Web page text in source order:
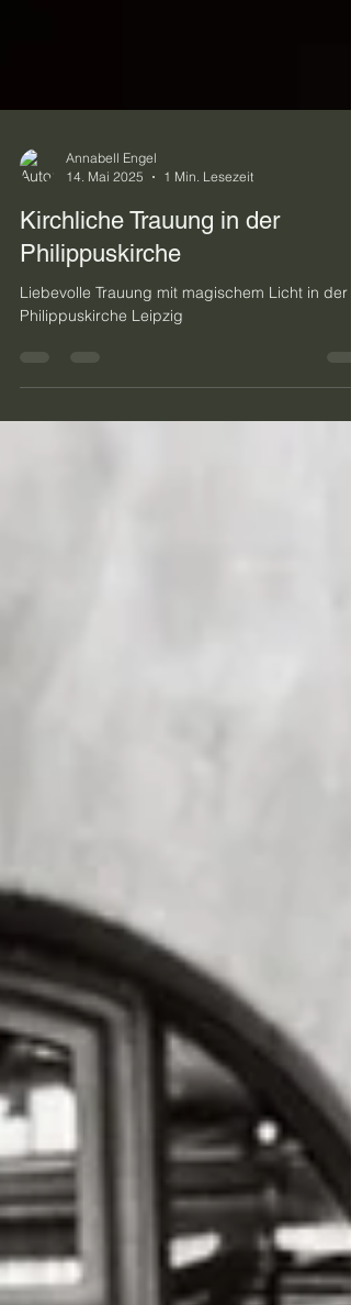
14. Mai 2025
1 Min. Lesezeit
Kirchliche Trauung in der
Philippuskirche
Liebevolle Trauung mit magischem Licht in der